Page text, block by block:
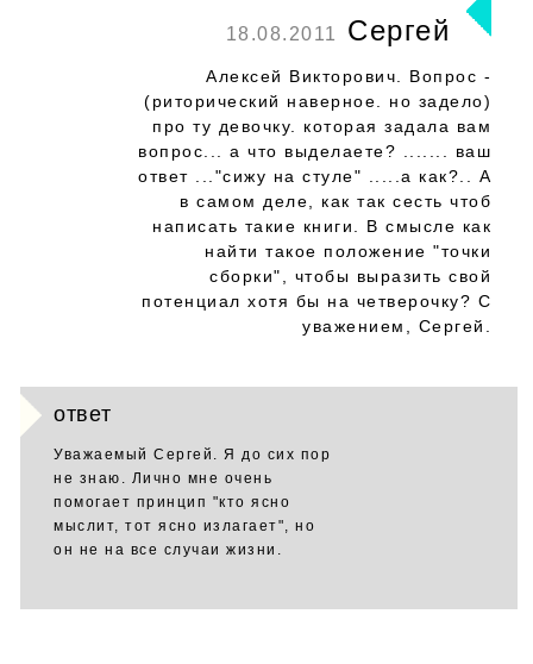
18.08.2011 Сергей
Алексей Викторович. Вопрос -
(риторический наверное. но задело)
про ту девочку. которая задала вам
вопрос... а что выделаете? ....... ваш
ответ ..."сижу на стуле" .....а как?.. А
в самом деле, как так сесть чтоб
написать такие книги. В смысле как
найти такое положение "точки
сборки", чтобы выразить свой
потенциал хотя бы на четверочку? С
уважением, Сергей.
ответ
Уважаемый Сергей. Я до сих пор
не знаю. Лично мне очень
помогает принцип "кто ясно
мыслит, тот ясно излагает", но
он не на все случаи жизни.